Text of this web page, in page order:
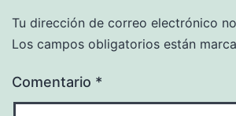
Tu dirección de correo electrónico
Los campos obligatorios están
Comentario *